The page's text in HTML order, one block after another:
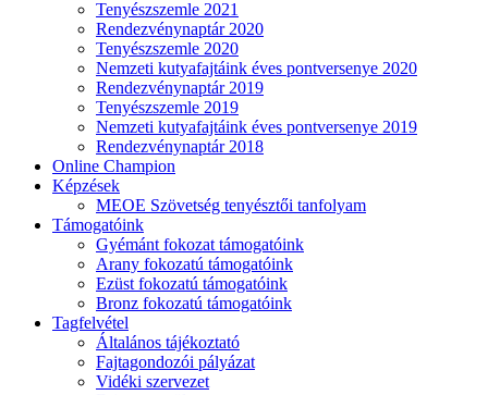
Tenyészszemle 2021
Rendezvénynaptár 2020
Tenyészszemle 2020
Nemzeti kutyafajtáink éves pontversenye 2020
Rendezvénynaptár 2019
Tenyészszemle 2019
Nemzeti kutyafajtáink éves pontversenye 2019
Rendezvénynaptár 2018
Online Champion
Képzések
MEOE Szövetség tenyésztői tanfolyam
Támogatóink
Gyémánt fokozat támogatóink
Arany fokozatú támogatóink
Ezüst fokozatú támogatóink
Bronz fokozatú támogatóink
Tagfelvétel
Általános tájékoztató
Fajtagondozói pályázat
Vidéki szervezet